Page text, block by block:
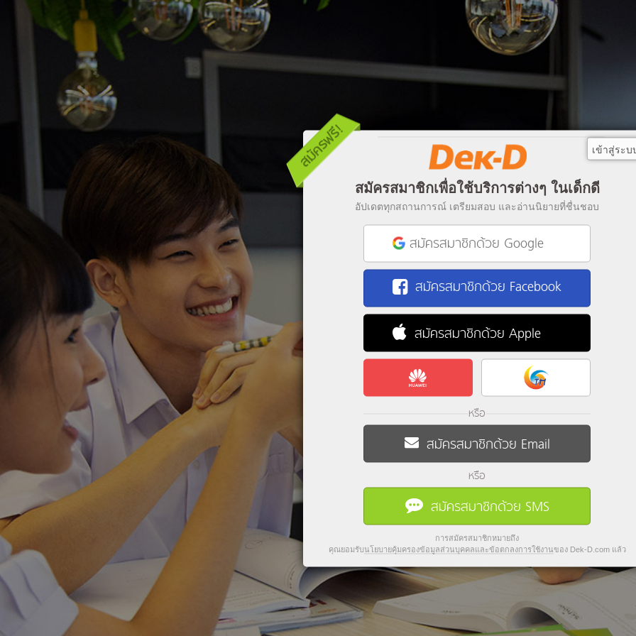
สมัครสมาชิกเพื่อใช้บริการต่างๆ ในเด็กดี
อัปเดตทุกสถานการณ์ เตรียมสอบ และอ่านนิยายที่ชื่นชอบ
สมัครสมาชิกด้วย Google
สมัครสมาชิกด้วย Facebook
สมัครสมาชิกด้วย Apple
หรือ
สมัครสมาชิกด้วย Email
หรือ
สมัครสมาชิกด้วย SMS
การสมัครสมาชิกหมายถึง
คุณยอมรับนโยบายคุ้มครองข้อมูลส่วนบุคคลและข้อตกลงการใช้งานของ Dek-D.com แล้ว
เข้าสู่ระบ